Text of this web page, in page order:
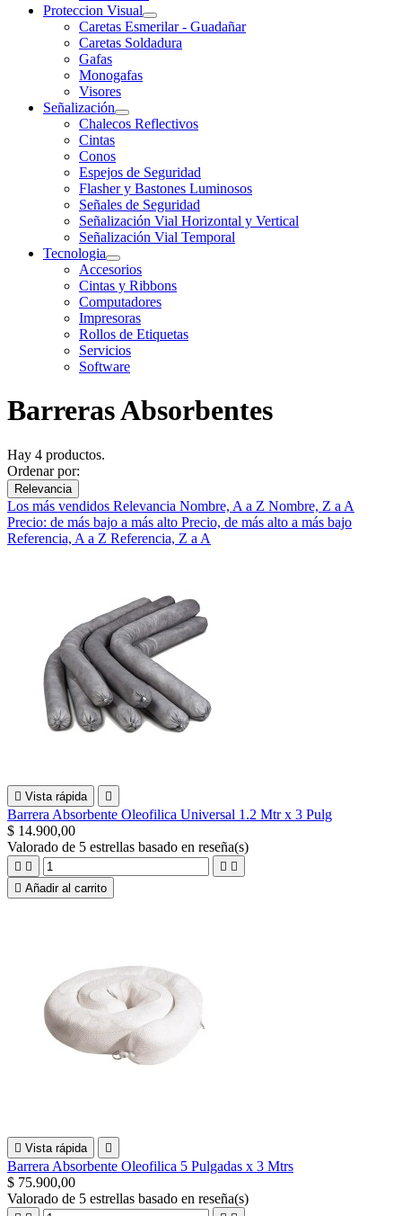
Proteccion Visual
Caretas Esmerilar - Guadañar
Caretas Soldadura
Gafas
Monogafas
Visores
Señalización
Chalecos Reflectivos
Cintas
Conos
Espejos de Seguridad
Flasher y Bastones Luminosos
Señales de Seguridad
Señalización Vial Horizontal y Vertical
Señalización Vial Temporal
Tecnologia
Accesorios
Cintas y Ribbons
Computadores
Impresoras
Rollos de Etiquetas
Servicios
Software
Barreras Absorbentes
Hay 4 productos.
Ordenar por:
Relevancia
Los más vendidos Relevancia Nombre, A a Z Nombre, Z a A
Precio: de más bajo a más alto Precio, de más alto a más bajo
Referencia, A a Z Referencia, Z a A
 Vista rápida 
Barrera Absorbente Oleofilica Universal 1.2 Mtr x 3 Pulg
$ 14.900,00
Valorado de 5 estrellas basado en reseña(s)
   
 Añadir al carrito
 Vista rápida 
Barrera Absorbente Oleofilica 5 Pulgadas x 3 Mtrs
$ 75.900,00
Valorado de 5 estrellas basado en reseña(s)